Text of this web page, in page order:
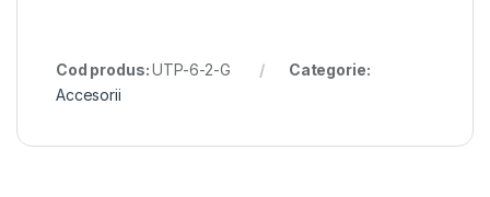
Cod produs:UTP-6-2-G
Categorie:
Accesorii